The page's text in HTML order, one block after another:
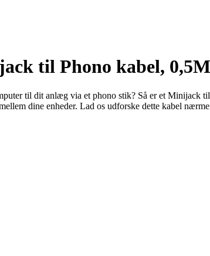
til Phono kabel, 0,5M
til dit anlæg via et phono stik? Så er et Minijack
dine enheder. Lad os udforske dette kabel